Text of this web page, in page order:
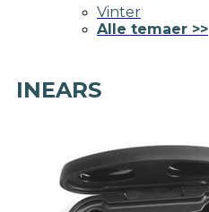
Vinter
Alle temaer >>
INEARS